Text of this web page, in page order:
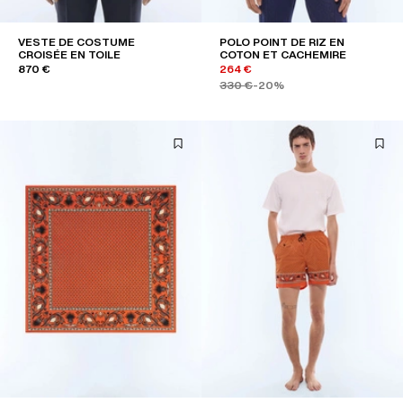
VESTE DE COSTUME
CROISÉE EN TOILE
870 €
POLO POINT DE RIZ EN
COTON ET CACHEMIRE
264 €
330 €-20%